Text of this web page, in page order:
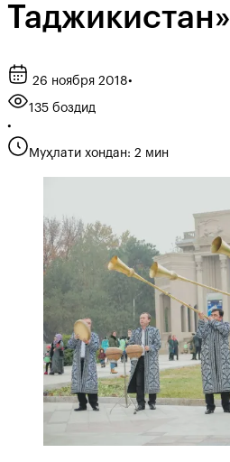
Таджикистан»
26 ноября 2018•
135 боздид
•
Муҳлати хондан: 2 мин